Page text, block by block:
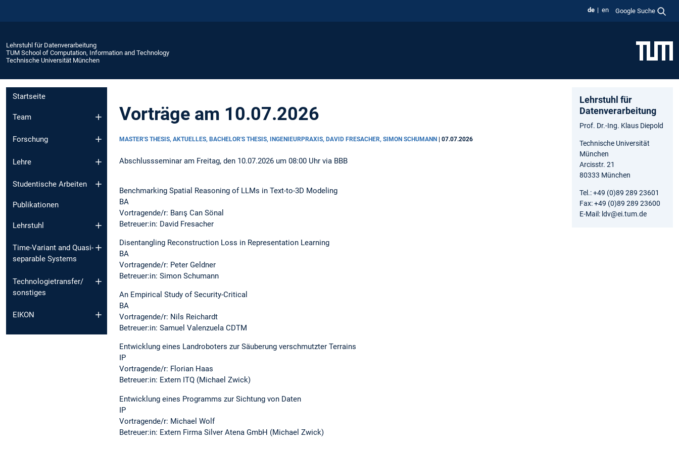
de en Google Suche
Lehrstuhl für Datenverarbeitung
TUM School of Computation, Information and Technology
Technische Universität München
Startseite
Team
Forschung
Lehre
Studentische Arbeiten
Publikationen
Lehrstuhl
Time-Variant and Quasi-
separable Systems
Technologietransfer/
sonstiges
EIKON
Vorträge am 10.07.2026
MASTER'S THESIS, AKTUELLES, BACHELOR'S THESIS, INGENIEURPRAXIS, DAVID FRESACHER, SIMON SCHUMANN | 07.07.2026
Abschlussseminar am Freitag, den 10.07.2026 um 08:00 Uhr via BBB
Benchmarking Spatial Reasoning of LLMs in Text-to-3D Modeling
BA
Vortragende/r: Barış Can Sönal
Betreuer:in: David Fresacher
Disentangling Reconstruction Loss in Representation Learning
BA
Vortragende/r: Peter Geldner
Betreuer:in: Simon Schumann
An Empirical Study of Security-Critical
BA
Vortragende/r: Nils Reichardt
Betreuer:in: Samuel Valenzuela CDTM
Entwicklung eines Landroboters zur Säuberung verschmutzter Terrains
IP
Vortragende/r: Florian Haas
Betreuer:in: Extern ITQ (Michael Zwick)
Entwicklung eines Programms zur Sichtung von Daten
IP
Vortragende/r: Michael Wolf
Betreuer:in: Extern Firma Silver Atena GmbH (Michael Zwick)
Lehrstuhl für
Datenverarbeitung
Prof. Dr.-Ing. Klaus Diepold
Technische Universität
München
Arcisstr. 21
80333 München
Tel.: +49 (0)89 289 23601
Fax: +49 (0)89 289 23600
E-Mail: ldv@ei.tum.de